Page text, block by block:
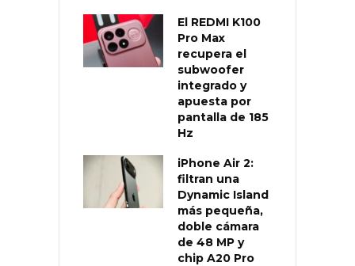
El REDMI K100
Pro Max
recupera el
subwoofer
integrado y
apuesta por
pantalla de 185
Hz
iPhone Air 2:
filtran una
Dynamic Island
más pequeña,
doble cámara
de 48 MP y
chip A20 Pro